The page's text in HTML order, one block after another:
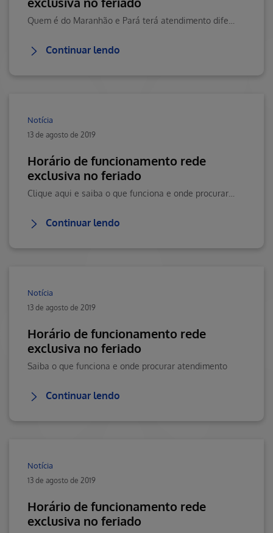
Continuar lendo
Notícia
13 de agosto de 2019
Horário de funcionamento rede
exclusiva no feriado
Continuar lendo
Notícia
13 de agosto de 2019
Horário de funcionamento rede
exclusiva no feriado
Saiba o que funciona e onde procurar atendimento
Continuar lendo
Notícia
13 de agosto de 2019
Horário de funcionamento rede
exclusiva no feriado